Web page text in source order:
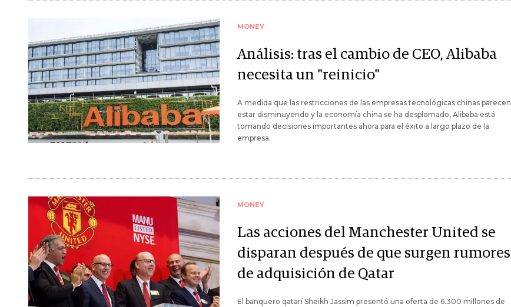
MONEY
Análisis: tras el cambio de CEO, Alibaba
necesita un "reinicio"
A medida que las restricciones de las empresas tecnológicas chinas parecen
estar disminuyendo y la economía china se ha desplomado, Alibaba está
tomando decisiones importantes ahora para el éxito a largo plazo de la
empresa.
MONEY
Las acciones del Manchester United se
disparan después de que surgen rumores
de adquisición de Qatar
El banquero qatarí Sheikh Jassim presentó una oferta de 6.300 millones de